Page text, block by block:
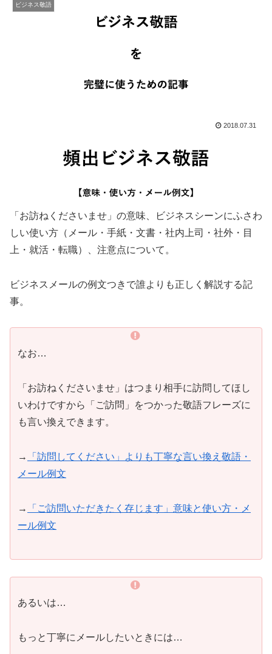
ビジネス敬語
2018.07.31
「お訪ねくださいませ」の意味、ビジネスシーンにふさわ
しい使い方（メール・手紙・文書・社内上司・社外・目
上・就活・転職）、注意点について。
ビジネスメールの例文つきで誰よりも正しく解説する記
事。
なお…
「お訪ねくださいませ」はつまり相手に訪問してほし
いわけですから「ご訪問」をつかった敬語フレーズに
も言い換えできます。
→
「訪問してください」よりも丁寧な言い換え敬語・
メール例文
→
「ご訪問いただきたく存じます」意味と使い方・メ
ール例文
あるいは…
もっと丁寧にメールしたいときには…